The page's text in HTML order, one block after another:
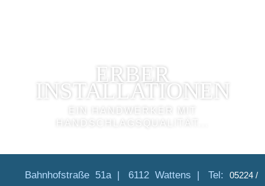
ERBER
INSTALLATIONEN
EIN HANDWERKER MIT
HANDSCHLAGSQUALITÄT...
Bahnhofstraße 51a | 6112 Wattens | Tel: 05224 /